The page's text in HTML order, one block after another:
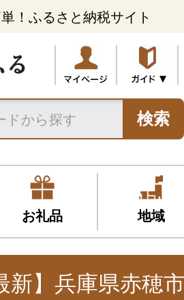
！ふるさと納税サイト
検索
お礼品 地域
新】兵庫県赤穂